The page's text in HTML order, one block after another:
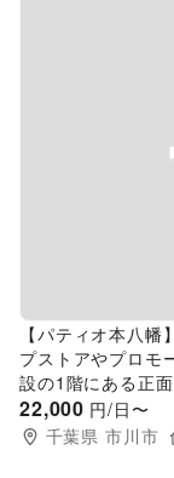
Previous
【パティオ本八
プストアやプロモ
設の1階にある正
22,000 円/日〜
千葉県 市川市